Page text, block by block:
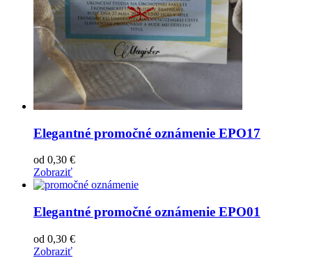
Elegantné promočné oznámenie EPO17
od 0,30 €
Zobraziť
Elegantné promočné oznámenie EPO01
od 0,30 €
Zobraziť